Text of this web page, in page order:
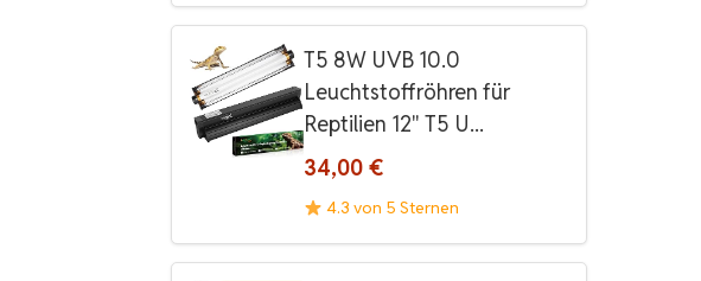
T5 8W UVB 10.0
Leuchtstoffröhren für
Reptilien 12" T5 U...
34,00 €
4.3 von 5 Sternen